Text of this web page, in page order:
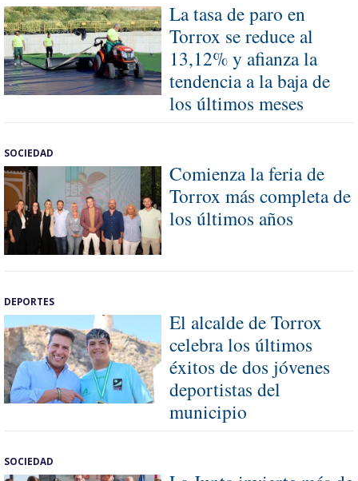
La tasa de paro en
Torrox se reduce al
13,12% y afianza la
tendencia a la baja de
los últimos meses
SOCIEDAD
Comienza la feria de
Torrox más completa de
los últimos años
DEPORTES
El alcalde de Torrox
celebra los últimos
éxitos de dos jóvenes
deportistas del
municipio
SOCIEDAD